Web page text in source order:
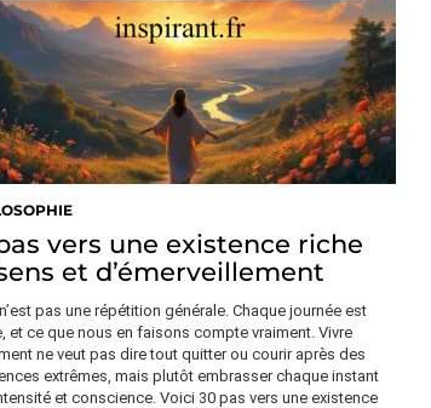
vers une existence riche
et d’émerveillement
pas une répétition générale. Chaque journée est
et ce que nous en faisons compte vraiment. Vivre
ne veut pas dire tout quitter ou courir après des
extrêmes, mais plutôt embrasser chaque instant
et conscience. Voici 30 pas vers une existence